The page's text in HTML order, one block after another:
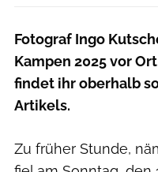
Fotograf Ingo
Kampen 2025 vor
findet ihr oberhalb
Artikels.
Zu früher Stunde,